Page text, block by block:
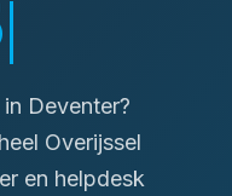
Deventer?
Overijssel
en helpdesk